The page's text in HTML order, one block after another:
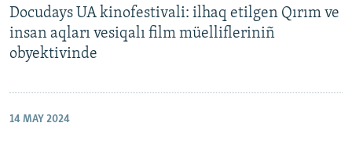
Docudays UA kinofestivali: ilhaq etilgen Qırım ve
insan aqları vesiqalı film müellifleriniñ
obyektivinde
14 MAY 2024